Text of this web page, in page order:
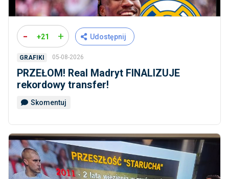
- +21 + Udostępnij
GRAFIKI 05-08-2026
PRZEŁOM! Real Madryt FINALIZUJE
rekordowy transfer!
Skomentuj